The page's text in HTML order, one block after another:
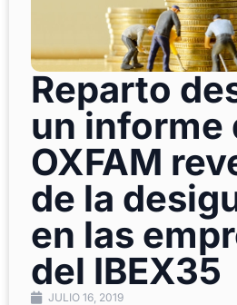
Reparto
un informe
OXFAM
de la
en las
del IBEX35
JULIO 16, 2019